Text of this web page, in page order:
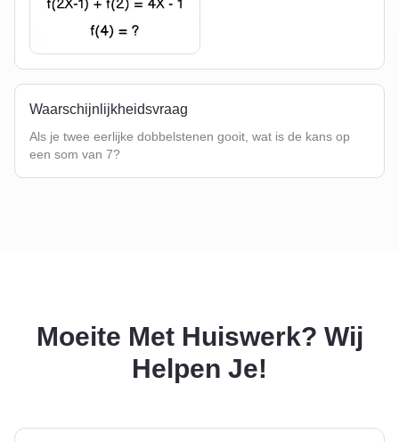
Waarschijnlijkheidsvraag
Als je twee eerlijke dobbelstenen gooit, wat is de kans op
een som van 7?
Moeite Met Huiswerk? Wij
Helpen Je!